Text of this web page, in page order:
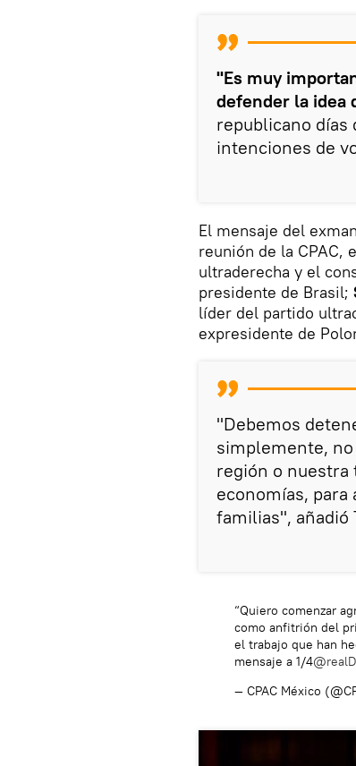
"Es muy
defender la idea
republicano días
intenciones de
El mensaje del
reunión de la CPAC,
ultraderecha y el
presidente de Brasil;
líder del partido
expresidente de
"Debemos
simplemente,
región o
economías, para
familias", añadió
“Quiero comenzar
como anfitrión del
el trabajo que han
mensaje a 1/4
— CPAC México